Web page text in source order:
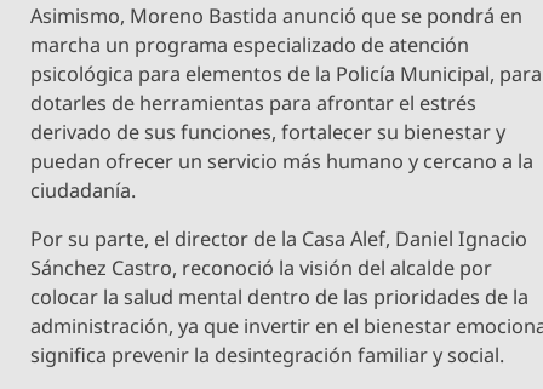
Asimismo, Moreno Bastida anunció que se pondrá en
marcha un programa especializado de atención
psicológica para elementos de la Policía Municipal, para
dotarles de herramientas para afrontar el estrés
derivado de sus funciones, fortalecer su bienestar y
puedan ofrecer un servicio más humano y cercano a la
ciudadanía.
Por su parte, el director de la Casa Alef, Daniel Ignacio
Sánchez Castro, reconoció la visión del alcalde por
colocar la salud mental dentro de las prioridades de la
administración, ya que invertir en el bienestar
significa prevenir la desintegración familiar y social.